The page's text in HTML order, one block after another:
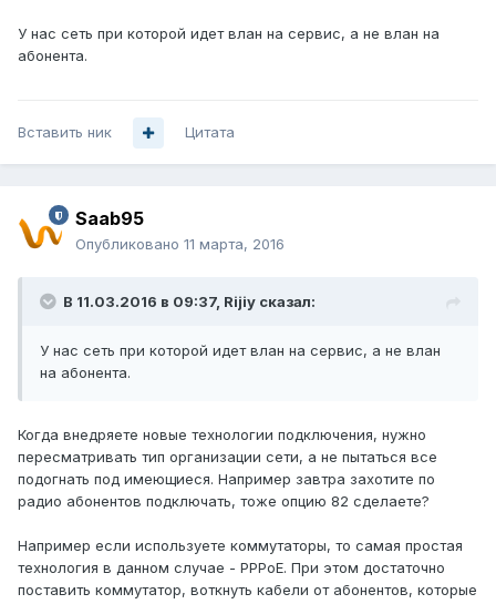
У нас сеть при которой идет влан на сервис, а не влан на
абонента.
Вставить ник Цитата
Saab95
Опубликовано 11 марта, 2016
В 11.03.2016 в 09:37, Rijiy сказал:
У нас сеть при которой идет влан на сервис, а не влан
на абонента.
Когда внедряете новые технологии подключения, нужно
пересматривать тип организации сети, а не пытаться все
подогнать под имеющиеся. Например завтра захотите по
радио абонентов подключать, тоже опцию 82 сделаете?
Например если используете коммутаторы, то самая простая
технология в данном случае - PPPoE. При этом достаточно
поставить коммутатор, воткнуть кабели от абонентов, которые